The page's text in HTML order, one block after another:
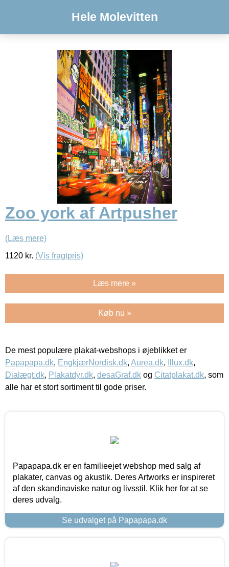
Hele Molevitten
Zoo york af Artpusher
(Læs mere)
1120 kr. (Vis fragtpris)
Læs mere »
Køb nu »
De mest populære plakat-webshops i øjeblikket er
Papapapa.dk, EngkjærNordisk.dk, Aurea.dk, Illux.dk,
Dialægt.dk, Plakatdyr.dk, desaGraf.dk og Citatplakat.dk, som
alle har et stort sortiment til gode priser.
Papapapa.dk er en familieejet webshop med salg af
plakater, canvas og akustik. Deres Artworks er inspireret
af den skandinaviske natur og livsstil. Klik her for at se
deres udvalg.
Se udvalget på Papapapa.dk